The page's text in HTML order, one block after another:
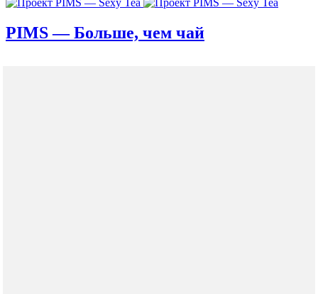
PIMS — Больше, чем чай